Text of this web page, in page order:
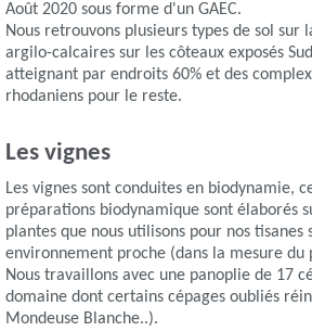
Août 2020 sous forme d'un GAEC.
Nous retrouvons plusieurs types de sol sur
argilo-calcaires sur les côteaux exposés
atteignant par endroits 60% et des
rhodaniens pour le reste.
Les vignes
Les vignes sont conduites en biodynamie,
préparations biodynamique sont élaborés
plantes que nous utilisons pour nos tisanes
environnement proche (dans la mesure du
Nous travaillons avec une panoplie de 17
domaine dont certains cépages oubliés
Mondeuse Blanche..).